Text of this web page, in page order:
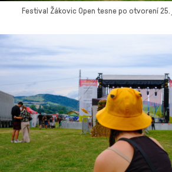
Festival Žákovic Open tesne po otvorení 25.